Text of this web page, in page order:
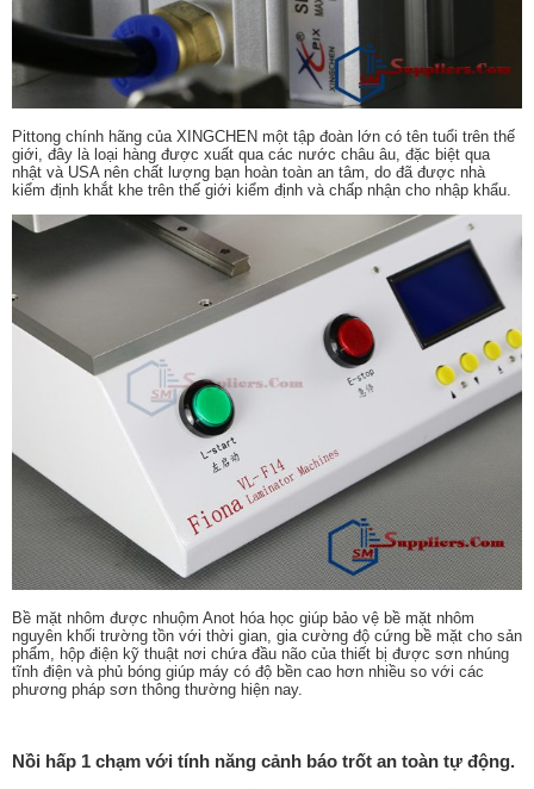
Pittong chính hãng của XINGCHEN một tập đoàn lớn có tên tuổi trên thế
giới, đây là loại hàng được xuất qua các nước châu âu, đặc biệt qua
nhật và USA nên chất lượng bạn hoàn toàn an tâm, do đã được nhà
kiểm định khắt khe trên thế giới kiểm định và chấp nhận cho nhập khẩu.
Bề mặt nhôm được nhuộm Anot hóa học giúp bảo vệ bề mặt nhôm
nguyên khối trường tồn với thời gian, gia cường độ cứng bề mặt cho sản
phẩm, hộp điện kỹ thuật nơi chứa đầu não của thiết bị được sơn nhúng
tĩnh điện và phủ bóng giúp máy có độ bền cao hơn nhiều so với các
phương pháp sơn thông thường hiện nay.
Nồi hấp 1 chạm với tính năng cảnh báo trốt an toàn tự động.